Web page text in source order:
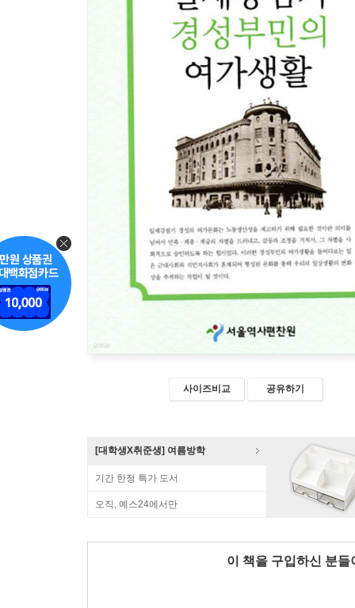
사이즈비교 공유하기
[대학생X취준생] 여름방학
기간 한정 특가 도서
오직, 예스24에서만
이 책을 구입하신 분